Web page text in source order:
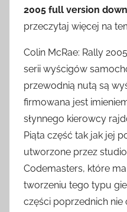
2005 full version
przeczytaj więcej na
Colin McRae: Rally
serii wyścigów
przewodnią nutą są
firmowana jest
słynnego kierowcy
Piąta część tak jak jej
utworzone przez
Codemasters, które
tworzeniu tego typu
części poprzednich